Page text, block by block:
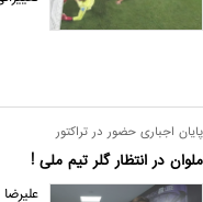
پایان اجباری حضور در تراکتور
ملوان در انتظار گلر تیم ملی !